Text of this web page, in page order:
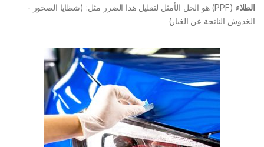
الطلاء
(PPF) هو الحل الأمثل لتقليل هذا الضرر مثل: (شظايا الصخور -
الخدوش الناتجة عن الغبار)